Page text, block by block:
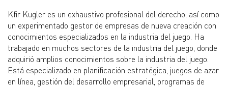
Kfir Kugler es un exhaustivo profesional del derecho, así como
un experimentado gestor de empresas de nueva creación con
conocimientos especializados en la industria del juego. Ha
trabajado en muchos sectores de la industria del juego, donde
adquirió amplios conocimientos sobre la industria del juego.
Está especializado en planificación estratégica, juegos de azar
en línea, gestión del desarrollo empresarial, programas de